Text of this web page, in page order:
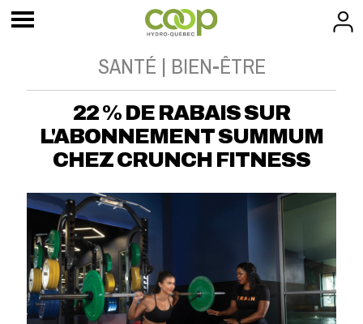
SANTÉ | BIEN-ÊTRE
22 % DE RABAIS SUR
L'ABONNEMENT SUMMUM
CHEZ CRUNCH FITNESS